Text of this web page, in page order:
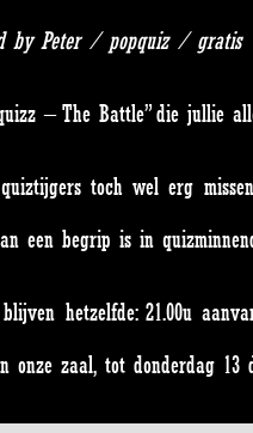
by Peter / popquiz / gratis
– The Battle” die jullie
toch wel erg
een begrip is in
hetzelfde: 21.00u
onze zaal, tot donderdag 13